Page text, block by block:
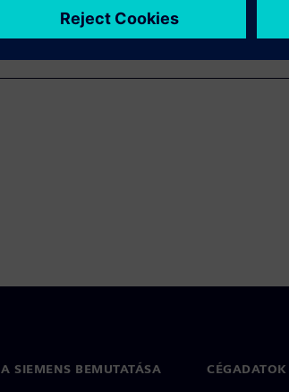
A SIEMENS BEMUTATÁSA CÉGADATOK